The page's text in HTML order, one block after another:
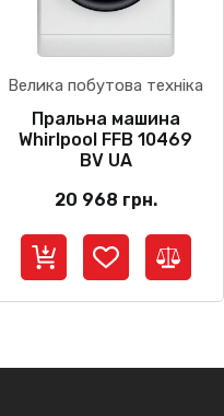
Велика побутова техніка
Пральна машина
Whirlpool FFB 10469
BV UA
20 968 грн.